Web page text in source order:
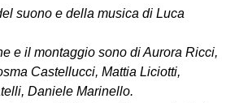
suono e della musica di Luca
e il montaggio sono di Aurora Ricci,
Castellucci, Mattia Liciotti,
Daniele Marinello.